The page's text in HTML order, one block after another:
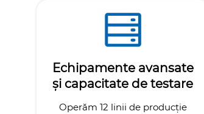
Echipamente avansate
și capacitate de testare
Operăm 12 linii de producție